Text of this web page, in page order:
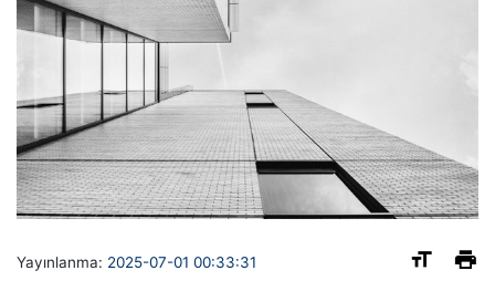
Yayınlanma: 2025-07-01 00:33:31